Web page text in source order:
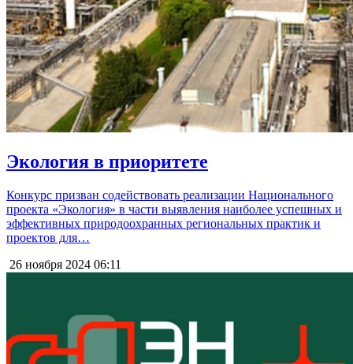
Экология в приоритете
Конкурс призван содействовать реализации Национального
проекта «Экология» в части выявления наиболее успешных и
эффективных природоохранных региональных практик и
проектов для…
26 ноября 2024 06:11